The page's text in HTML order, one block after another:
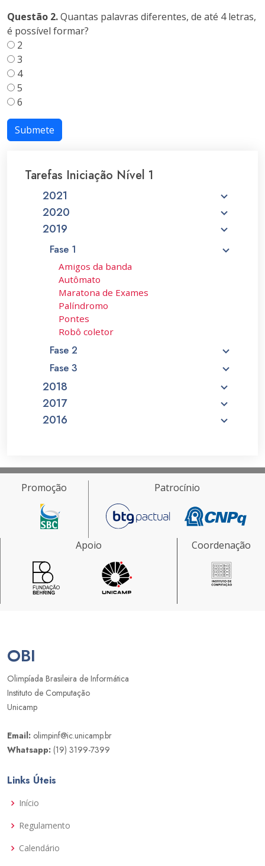
Questão 2.Quantas palavras diferentes, de até 4 letras,
é possível formar?
2
3
4
5
6
Submete
Tarefas Iniciação Nível 1
2021
2020
2019
Fase 1
Amigos da banda
Autômato
Maratona de Exames
Palíndromo
Pontes
Robô coletor
Fase 2
Fase 3
2018
2017
2016
Promoção Patrocínio
Apoio Coordenação
OBI
Olimpíada Brasileira de Informática
Instituto de Computação
Unicamp
Email: olimpinf@ic.unicamp.br
Whatsapp: (19) 3199-7399
Links Úteis
Início
Regulamento
Calendário